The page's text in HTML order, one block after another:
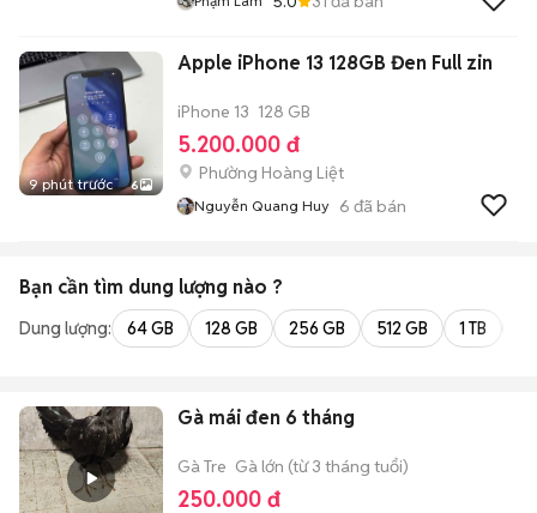
9 phút trước 6
Apple iPhone 13 128GB Đen Full zin
iPhone 13 128 GB
5.200.000 đ
Phường Hoàng Liệt
Nguyễn Quang Huy 6 đã bán
Bạn cần tìm dung lượng nào ?
Dung lượng: 64 GB 128 GB 256 GB 512 GB 1 TB
Gà mái đen 6 tháng
Gà Tre Gà lớn (từ 3 tháng tuổi)
250.000 đ